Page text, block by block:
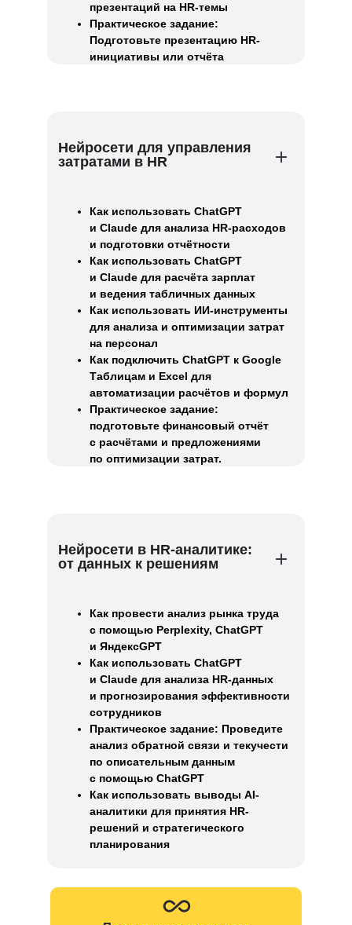
презентаций на HR-темы
Практическое задание:
Подготовьте презентацию HR-
инициативы или отчёта
Нейросети для управления
затратами в HR
Как использовать ChatGPT
и Claude для анализа HR-расходов
и подготовки отчётности
Как использовать ChatGPT
и Claude для расчёта зарплат
и ведения табличных данных
Как использовать ИИ-инструменты
для анализа и оптимизации затрат
на персонал
Как подключить ChatGPT к Google
Таблицам и Excel для
автоматизации расчётов и формул
Практическое задание:
подготовьте финансовый отчёт
с расчётами и предложениями
по оптимизации затрат.
Нейросети в HR-аналитике:
от данных к решениям
Как провести анализ рынка труда
с помощью Perplexity, ChatGPT
и ЯндексGPT
Как использовать ChatGPT
и Claude для анализа HR-данных
и прогнозирования эффективности
сотрудников
Практическое задание: Проведите
анализ обратной связи и текучести
по описательным данным
с помощью ChatGPT
Как использовать выводы AI-
аналитики для принятия HR-
решений и стратегического
планирования